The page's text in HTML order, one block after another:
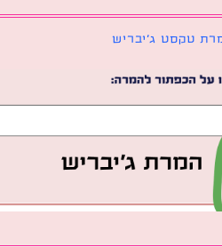
ג׳יבריש